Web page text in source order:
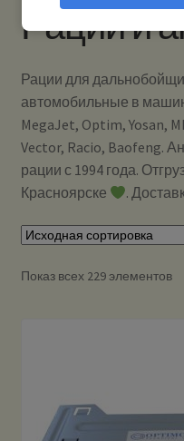
Рации и
Рации для
автомобильные в
MegaJet, Optim, Yosan,
Vector, Racio, Baofeng.
рации с 1994 года.
Красноярске
.
Показ всех 229 элементов